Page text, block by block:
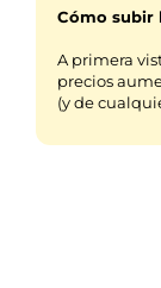
Cómo subir
A primera
precios
(y de